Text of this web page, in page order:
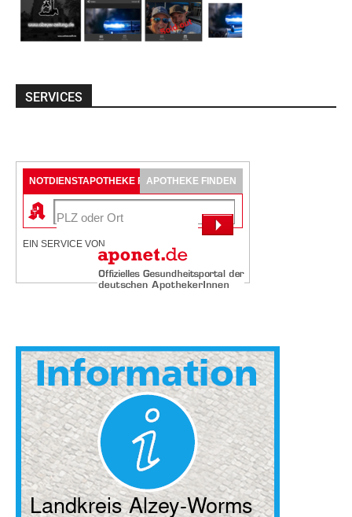
SERVICES
NOTDIENSTAPOTHEKE FINDENAPOTHEKE FINDEN
EIN SERVICE VON